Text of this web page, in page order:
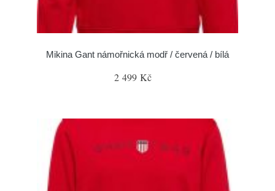
Mikina Gant námořnická modř / červená / bílá
2 499 Kč